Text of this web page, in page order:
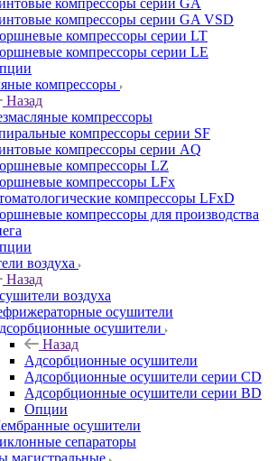
компрессоры cерии GA
компрессоры cерии GA VSD
компрессоры серии LT
компрессоры серии LE
компрессоры
Назад
компрессоры
компрессоры серии SF
компрессоры серии AQ
компрессоры LZ
компрессоры LFx
компрессоры LFxD
компрессоры для производства
воздуха
Назад
воздуха
осушители
осушители
Назад
Адсорбционные осушители
Адсорбционные осушители серии CD
Адсорбционные осушители серии BD
Опции
осушители
сепараторы
магистральные